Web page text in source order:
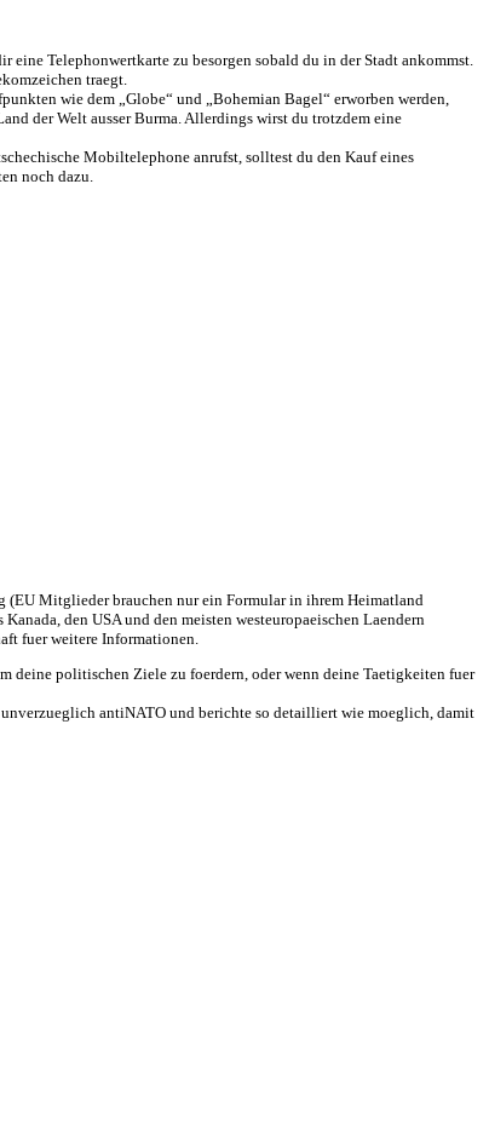
Telephonwertkarte zu besorgen sobald du in der Stadt ankommst.
traegt.
wie dem „Globe“ und „Bohemian Bagel“ erworben werden,
der Welt ausser Burma. Allerdings wirst du trotzdem eine
Mobiltelephone anrufst, solltest du den Kauf eines
noch dazu.
(EU Mitglieder brauchen nur ein Formular in ihrem Heimatland
den USA und den meisten westeuropaeischen Laendern
fuer weitere Informationen.
deine politischen Ziele zu foerdern, oder wenn deine Taetigkeiten fuer
antiNATO und berichte so detailliert wie moeglich, damit